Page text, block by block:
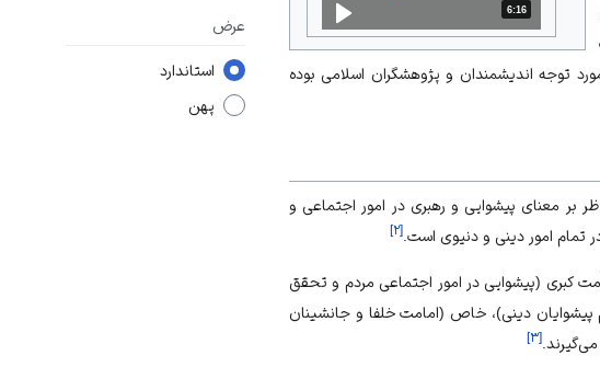
عرض
استاندارد
پهن
مدت: 6 دقیقه و 16 ثانیه
6:16
توجه اندیشمندان و پژوهشگران اسلامی بوده
بر معنای پیشوایی و رهبری در امور اجتماعی و
تمام امور دینی و دنیوی است.[۲]
کبری (پیشوایی در امور اجتماعی مردم و تحقق
پیشوایان دینی)، خاص (امامت خلفا و جانشینان
[۳]